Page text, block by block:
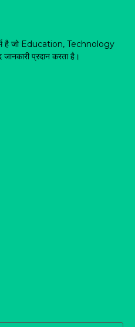
है जो Education, Technology
प्रदान करता है।